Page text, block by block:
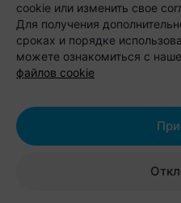
проектировании и
Mak.Cafe мы
разные
чтобы время
еще более
Специальные
cookie или изменить свое
Для получения
сроках и порядке
можете ознакомиться с
файлов cookie